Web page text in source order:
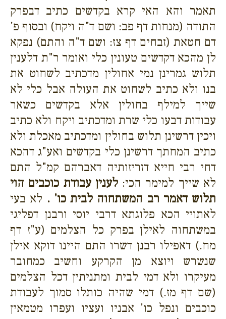
תאמר והא האי קרא בקדשים כתיב דבפרק
התודה (מנחות דף פב: ושם ד"ה ויקח) ובסוף פ'
דם חטאת (זבחים דף צז: ושם ד"ה והתם) נפקא
לן מהכא דקדשים טעונין כלי ואומר ר"ת דלענין
תלוש גמרינן נמי אחולין מדכתיב לשחוט את
בנו ולא כתיב לשחוט את העולה אבל כלי לא
שייך למילף בחולין אלא בקדשים כשאר
עבודות דבעו כלי שרת ומדכתיב ויקח ולא כתיב
ויכין דרשינן תלוש בחולין ומדכתיב מאכלת ולא
כתיב המחתך דרשינן כלי בקדשים ואע"ג דהכא
דחי רבי חייא דזריזותיה דאברהם קמ"ל התם
לא שייך למימר הכי:לענין עבודת כוכבים הוי
תלוש דאמר רב המשתחוה לבית כו' . לא בעי
לאתויי הכא פלוגתא דרבי יוסי ורבנן דפליגי
במשתחוה לאילן בפרק כל הצלמים (ע"ז דף
מח.) דאפילו רבנן דשרו התם היינו דוקא אילן
שנשרש ויוצא מן הקרקע וחשיב כמחובר
מעיקרו ולא דמי לבית ומתניתין דכל הצלמים
(שם דף מז.) דמי שהיה כותלו סמוך לעבודת
כוכבים ונפל כו' אבניו ועציו ועפרו מטמאין